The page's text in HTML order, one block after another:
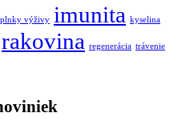
výživy imunita kyselina
rakovina regenerácia trávenie